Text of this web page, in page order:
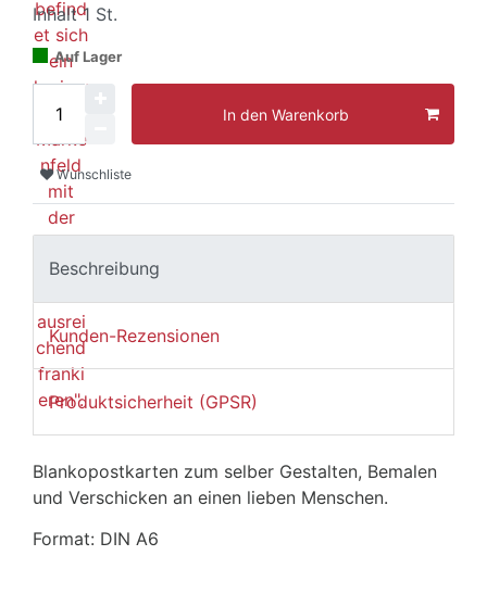
Inhalt1 St.
Auf Lager
In den Warenkorb
Wunschliste
Beschreibung
Kunden-Rezensionen
Produktsicherheit (GPSR)
Blankopostkarten zum selber Gestalten, Bemalen
und Verschicken an einen lieben Menschen.
Format: DIN A6